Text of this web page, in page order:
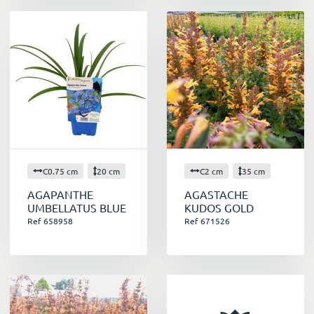
Créez un massif coloré en mélangeant
différentes variétés de fleurs.
Plantez des fleurs grimpantes le long d'une
pergola ou d'un mur pour créer un décor
féerique.
Suspendez des pots de plantes fleuries à
votre balcon ou à votre terrasse pour ajouter
une touche de gaieté.
Offrez un bouquet de fleurs fraîches à vos
proches pour leur faire plaisir.
C0.75 cm 20 cm
AGAPANTHE
UMBELLATUS BLUE
Ref 658958
C2 cm 35 cm
AGASTACHE
KUDOS GOLD
Ref 671526